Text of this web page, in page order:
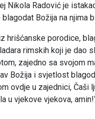
Nikola Radović je
Božija na njima
hrišćanske porodice,
rimskih koji je dao
zajedno sa svojom
Božija i svjetlost
ovdje u zajednici, Čaši
u vjekove vjekova,